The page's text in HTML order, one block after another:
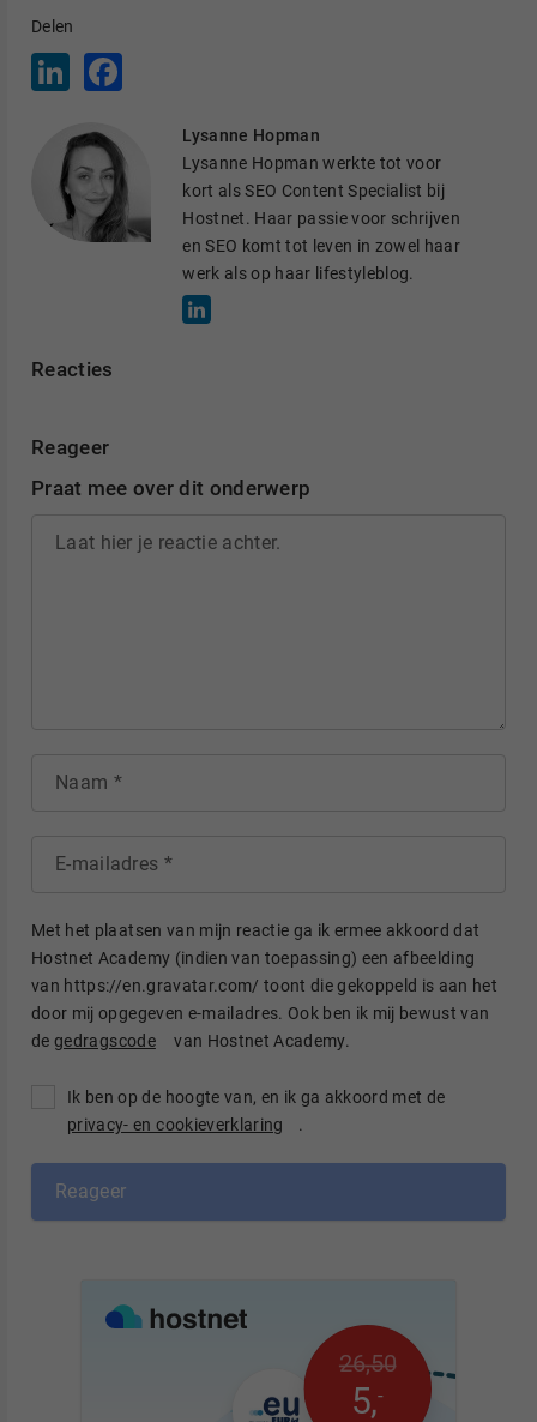
Delen
e
d
n
o
o
Lysanne Hopman
Lysanne Hopman werkte tot voor
kort als SEO Content Specialist bij
Hostnet. Haar passie voor schrijven
en SEO komt tot leven in zowel haar
werk als op haar lifestyleblog.
Reacties
Reageer
Praat mee over dit onderwerp
Laat hier je reactie achter.
Naam
E-mailadres
Met het plaatsen van mijn reactie ga ik ermee akkoord dat
Hostnet Academy (indien van toepassing) een afbeelding
van https://en.gravatar.com/ toont die gekoppeld is aan het
door mij opgegeven e-mailadres. Ook ben ik mij bewust van
degedragscode van Hostnet Academy.
Ik ben op de hoogte van, en ik ga akkoord met de
privacy- en cookieverklaring
.
Reageer
26,50
5,-